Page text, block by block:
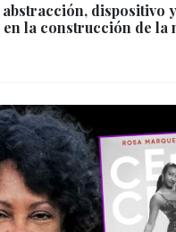
dispositivo y
en la construcción de la